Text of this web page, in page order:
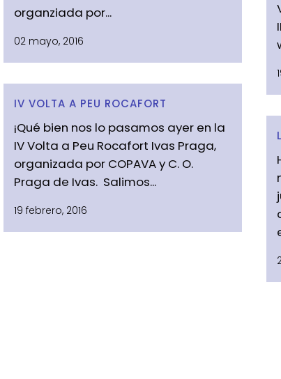
organziada por...
02 mayo, 2016
IV VOLTA A PEU ROCAFORT
¡Qué bien nos lo pasamos ayer en la
IV Volta a Peu Rocafort Ivas Praga,
organizada por COPAVA y C. O.
Praga de Ivas. Salimos...
19 febrero, 2016